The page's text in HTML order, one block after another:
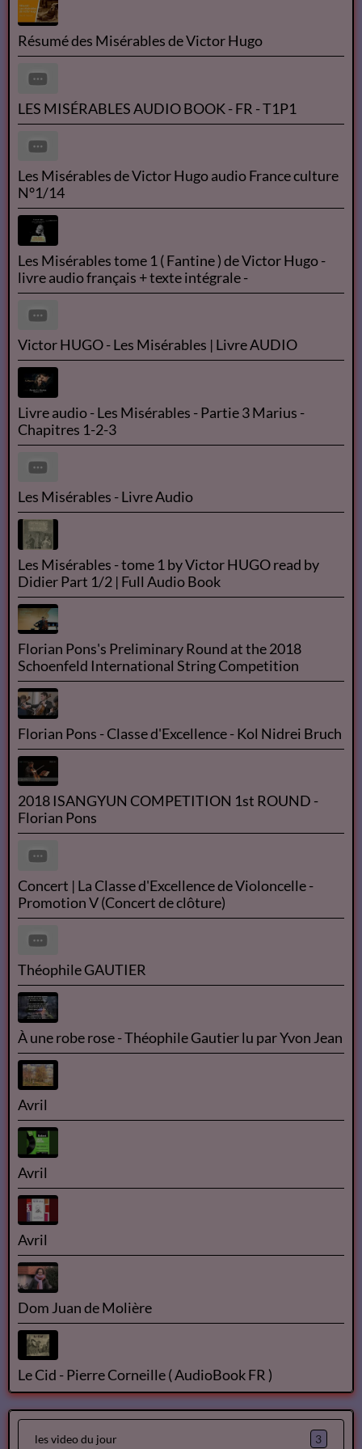
Résumé des Misérables de Victor Hugo
LES MISÉRABLES AUDIO BOOK - FR - T1P1
Les Misérables de Victor Hugo audio France culture
N°1/14
Les Misérables tome 1 ( Fantine ) de Victor Hugo -
livre audio français + texte intégrale -
Victor HUGO - Les Misérables | Livre AUDIO
Livre audio - Les Misérables - Partie 3 Marius -
Chapitres 1-2-3
Les Misérables - Livre Audio
Les Misérables - tome 1 by Victor HUGO read by
Didier Part 1/2 | Full Audio Book
Florian Pons's Preliminary Round at the 2018
Schoenfeld International String Competition
Florian Pons - Classe d'Excellence - Kol Nidrei Bruch
2018 ISANGYUN COMPETITION 1st ROUND -
Florian Pons
Concert | La Classe d'Excellence de Violoncelle -
Promotion V (Concert de clôture)
Théophile GAUTIER
À une robe rose - Théophile Gautier lu par Yvon Jean
Avril
Avril
Avril
Dom Juan de Molière
Le Cid - Pierre Corneille ( AudioBook FR )
les video du jour 3